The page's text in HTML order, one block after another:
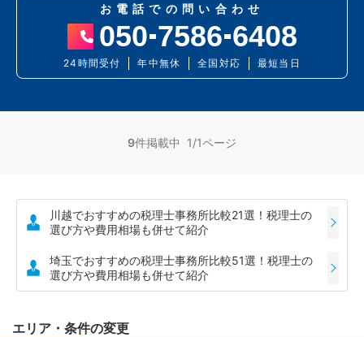
お電話での問い合わせ
050 7586 6408
24時間受付 年中無休 全国対応 最短当日
9件掲載中 1/1ページ
川越でおすすめの税理士事務所比較21選！税理士の
選び方や費用相場も併せて紹介
埼玉でおすすめの税理士事務所比較51選！税理士の
選び方や費用相場も併せて紹介
エリア・条件の変更